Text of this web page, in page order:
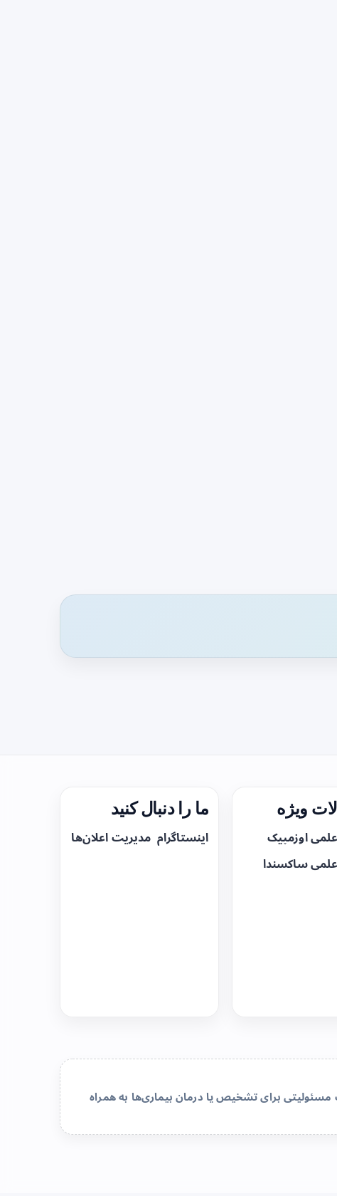
ویژه
اوزمپیک
ساکسندا
ما را دنبال کنید
اینستاگرام مدیریت اعلان‌ها
برای تشخیص یا درمان بیماری‌ها به همراه